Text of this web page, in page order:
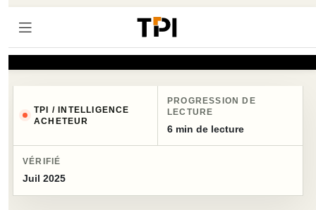
TPI / INTELLIGENCE
ACHETEUR
PROGRESSION DE
LECTURE
6 min de lecture
VÉRIFIÉ
Juil 2025